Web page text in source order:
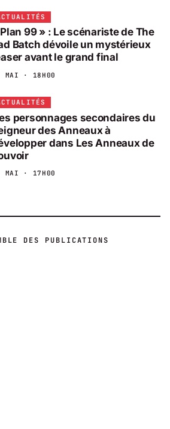
99 » : Le scénariste de The
Batch dévoile un mystérieux
avant le grand final
MAI · 18H00
personnages secondaires du
des Anneaux à
dans Les Anneaux de
MAI · 17H00
DES PUBLICATIONS